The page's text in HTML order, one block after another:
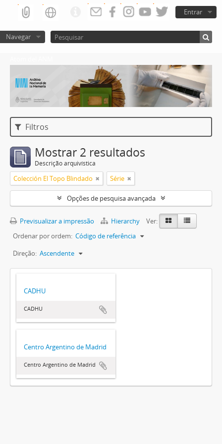
Entrar
Navegar
Filtros
Mostrar 2 resultados
Descrição arquivística
Colección El Topo Blindado Série
Opções de pesquisa avançada
Previsualizar a impressão Hierarchy
Ver:
Ordenar por ordem: Código de referência
Direção: Ascendente
CADHU
CADHU
Centro Argentino de Madrid
Centro Argentino de Madrid